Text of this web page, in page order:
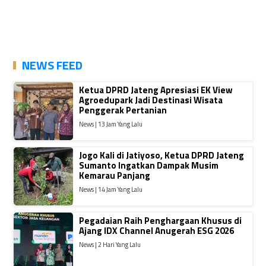
NEWS FEED
Ketua DPRD Jateng Apresiasi EK View
Agroedupark Jadi Destinasi Wisata
Penggerak Pertanian
News | 13 Jam Yang Lalu
Jogo Kali di Jatiyoso, Ketua DPRD Jateng
Sumanto Ingatkan Dampak Musim
Kemarau Panjang
News | 14 Jam Yang Lalu
Pegadaian Raih Penghargaan Khusus di
Ajang IDX Channel Anugerah ESG 2026
News | 2 Hari Yang Lalu